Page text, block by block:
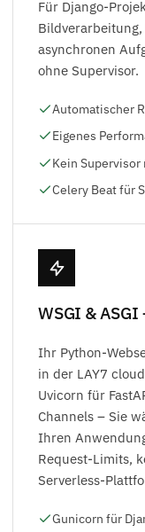
Für Django-
asynchronen
ohne Supervisor.
Automatischer
Eigenes
Kein Supervisor
Celery Beat für
WSGI &
Ihr Python-
in der LAY7
Uvicorn für
Channels – Sie
Ihren
Request-Limits,
Serverless-
Gunicorn für